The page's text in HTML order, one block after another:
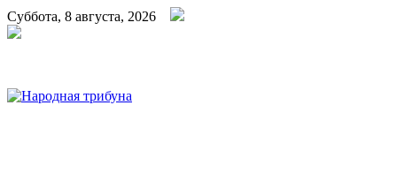
Суббота, 8 августа, 2026